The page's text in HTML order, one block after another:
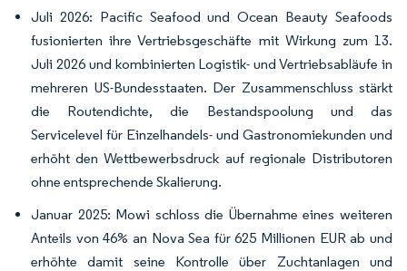
Juli 2026: Pacific Seafood und Ocean Beauty Seafoods
fusionierten ihre Vertriebsgeschäfte mit Wirkung zum 13.
Juli 2026 und kombinierten Logistik- und Vertriebsabläufe in
mehreren US-Bundesstaaten. Der Zusammenschluss stärkt
die Routendichte, die Bestandspoolung und das
Servicelevel für Einzelhandels- und Gastronomiekunden und
erhöht den Wettbewerbsdruck auf regionale Distributoren
ohne entsprechende Skalierung.
Januar 2025: Mowi schloss die Übernahme eines weiteren
Anteils von 46% an Nova Sea für 625 Millionen EUR ab und
erhöhte damit seine Kontrolle über Zuchtanlagen und